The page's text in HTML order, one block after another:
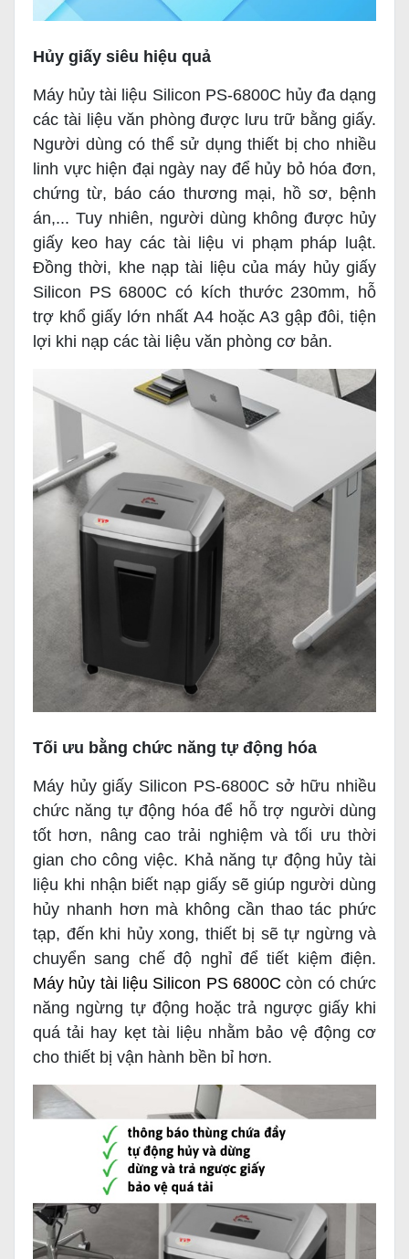
Hủy giấy siêu hiệu quả
Máy hủy tài liệu Silicon PS-6800C hủy đa dạng
các tài liệu văn phòng được lưu trữ bằng giấy.
Người dùng có thể sử dụng thiết bị cho nhiều
linh vực hiện đại ngày nay để hủy bỏ hóa đơn,
chứng từ, báo cáo thương mại, hồ sơ, bệnh
án,... Tuy nhiên, người dùng không được hủy
giấy keo hay các tài liệu vi phạm pháp luật.
Đồng thời, khe nạp tài liệu của máy hủy giấy
Silicon PS 6800C có kích thước 230mm, hỗ
trợ khổ giấy lớn nhất A4 hoặc A3 gập đôi, tiện
lợi khi nạp các tài liệu văn phòng cơ bản.
Tối ưu bằng chức năng tự động hóa
Máy hủy giấy Silicon PS-6800C sở hữu nhiều
chức năng tự động hóa để hỗ trợ người dùng
tốt hơn, nâng cao trải nghiệm và tối ưu thời
gian cho công việc. Khả năng tự động hủy tài
liệu khi nhận biết nạp giấy sẽ giúp người dùng
hủy nhanh hơn mà không cần thao tác phức
tạp, đến khi hủy xong, thiết bị sẽ tự ngừng và
chuyển sang chế độ nghỉ để tiết kiệm điện.
Máy hủy tài liệu Silicon PS 6800C còn có chức
năng ngừng tự động hoặc trả ngược giấy khi
quá tải hay kẹt tài liệu nhằm bảo vệ động cơ
cho thiết bị vận hành bền bỉ hơn.